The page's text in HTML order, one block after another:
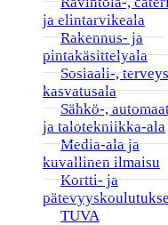
ja elintarvikeala
Rakennus- ja
pintakäsittelyala
Sosiaali-,
kasvatusala
Sähkö-,
ja talotekniikka-ala
Media-ala ja
kuvallinen ilmaisu
Kortti- ja
TUVA